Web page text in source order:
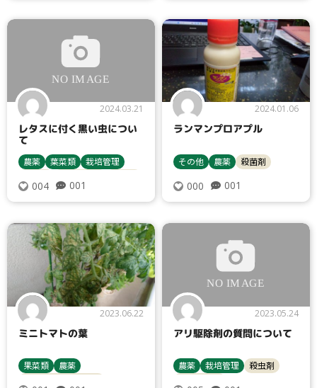
2024.03.21
レタスに付く黒い虫につい
て
農薬 葉菜類
栽培管理
004 001
2024.01.06
ランマンプロアプル
その他 農薬 殺菌剤
000 001
2023.06.22
ミニトマトの葉
果菜類
農薬
2023.05.24
アリ駆除剤の質問について
農薬 栽培管理
殺虫剤